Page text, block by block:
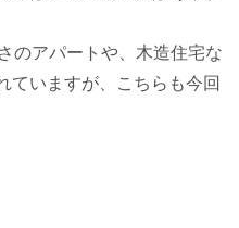
のアパートや、木造住宅な
ていますが、こちらも今回